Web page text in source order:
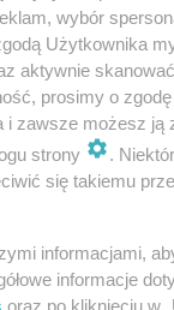
inne alergie
wybór
Użytkownika
aktywnie
prosimy o
i zawsze możesz
strony
.
się takiemu
informacjami,
informacje
oraz po kliknięciu w